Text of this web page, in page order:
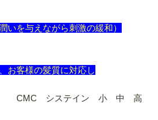
を与えながら刺激の緩和）
お客様の髪質に対応し
システイン 小 中 高